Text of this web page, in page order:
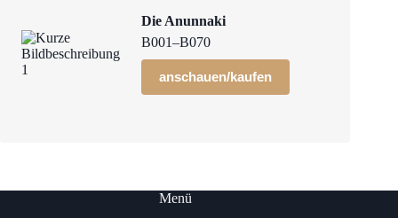
Die Anunnaki
B001–B070
anschauen/kaufen
Menü